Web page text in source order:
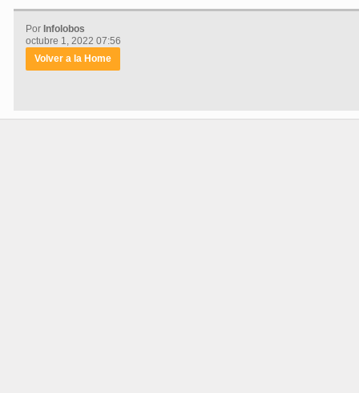
Por Infolobos
octubre 1, 2022 07:56
Volver a la Home